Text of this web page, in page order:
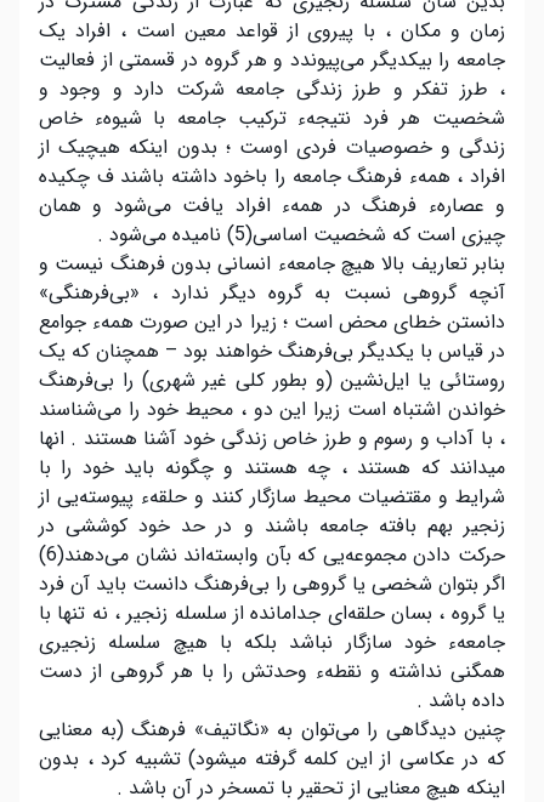
زمان و مکان ، با پیروی از قواعد معین است ، افراد یک
جامعه را بیکدیگر می‌پیوندد و هر گروه در قسمتی از فعالیت
، طرز تفکر و طرز زندگی جامعه شرکت دارد و وجود و
شخصیت هر فرد نتیجهء ترکیب جامعه با شیوهء خاص
زندگی و خصوصیات فردی اوست ؛ بدون اینکه هیچیک از
افراد ، همهء فرهنگ جامعه را باخود داشته باشند ف چکیده
و عصارهء فرهنگ در همهء افراد یافت می‌شود و همان
چیزی است که شخصیت اساسی(5) نامیده می‌شود .
بنابر تعاریف بالا هیچ جامعهء انسانی بدون فرهنگ نیست و
آنچه گروهی نسبت به گروه دیگر ندارد ، «بی‌فرهنگی»
دانستن خطای محض است ؛ زیرا در این صورت همهء جوامع
در قیاس با یکدیگر بی‌فرهنگ خواهند بود – همچنان که یک
روستائی یا ایل‌نشین (و بطور کلی غیر شهری) را بی‌فرهنگ
خواندن اشتباه است زیرا این دو ، محیط خود را می‌شناسند
، با آداب و رسوم و طرز خاص زندگی خود آشنا هستند . انها
میدانند که هستند ، چه هستند و چگونه باید خود را با
شرایط و مقتضیات محیط سازگار کنند و حلقهء پیوسته‌یی از
زنجیر بهم بافته جامعه باشند و در حد خود کوششی در
حرکت دادن مجموعه‌یی که بآن وابسته‌اند نشان می‌دهند(6)
اگر بتوان شخصی یا گروهی را بی‌فرهنگ دانست باید آن فرد
یا گروه ، بسان حلقه‌ای جدامانده از سلسله زنجیر ، نه تنها با
جامعهء خود سازگار نباشد بلکه با هیچ سلسله زنجیری
همگنی نداشته و نقطهء وحدتش را با هر گروهی از دست
داده باشد .
چنین دیدگاهی را می‌توان به «نگاتیف» فرهنگ (به معنایی
که در عکاسی از این کلمه گرفته میشود) تشبیه کرد ، بدون
اینکه هیچ معنایی از تحقیر با تمسخر در آن باشد .